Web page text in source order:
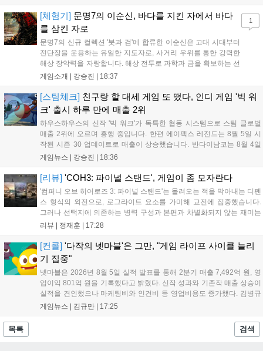
예정입니다. 클레어와 크리스 남매의 이야기를 다루며 RE 엔진을
기반으로 제작 중이나, 구체적인 출시일과 가격, 예약 구매 일정
은 아직 공개되지 않았습니다....
[체험기] 문명7의 이순신, 바다를 지킨 자에서 바다
를 삼킨 자로
문명7의 신규 컬렉션 '붓과 검'에 합류한 이순신은 고대 시대부터
전단장을 운용하는 유일한 지도자로, 사거리 우위를 통한 강력한
해상 장악력을 자랑합니다. 해상 전투로 과학과 금을 확보하는 선
제적 공격 전술이 핵심이며, 카르타고나 촐라 문명과 조합 시 압
로 해안을 초토화할 수 있습니다. 이순신은 지상전 중심의 도요토
미 히데요시와 대비되는 해상 군신으로서 전략적 재미를 극대화
합니다....
게임소개 | 강승진 | 18:37
1
[스팀체크] 친구랑 할 대세 게임 또 떴다, 인디 게임 '빅 워
크' 출시 하루 만에 매출 2위
하우스하우스의 신작 '빅 워크'가 독특한 협동 시스템으로 스팀 글로벌
매출 2위에 오르며 흥행 중입니다. 한편 에이펙스 레전드는 8월 5일 시
작된 시즌 30 업데이트로 매출이 상승했습니다. 반다이남코는 8월 4일
무료 업데이트를 배포하고 8월 5일 '슈퍼로봇대전 Y'의 35주년 기념 유
규모 업데이트가 겹치며 게임 시장이 활기를 띠고 있습니다....
게임뉴스 | 강승진 | 18:36
[리뷰] 'COH3: 파이널 스탠드', 게임이 좀 모자란다
'컴퍼니 오브 히어로즈 3: 파이널 스탠드'는 몰려오는 적을 막아내는 디펜
스 형식의 외전으로, 로그라이트 요소를 가미해 교전에 집중했습니다.
그러나 선택지에 의존하는 병력 구성과 본편과 차별화되지 않는 재미는
아쉬움을 남깁니다. 특히 협동 모드임에도 매치메이킹 기능을 지원하지
기 힘든 이 게임은 높은 가격 대비 만족도가 낮아 구매를 권하기 어렵습
니다....
리뷰 | 정재훈 | 17:28
[컨콜] '다작의 넷마블'은 그만, "게임 라이프 사이클 늘리
기 집중"
넷마블은 2026년 8월 5일 실적 발표를 통해 2분기 매출 7,492억 원, 영
업이익 801억 원을 기록했다고 밝혔다. 신작 성과와 기존작 매출 상승이
실적을 견인했으나 마케팅비와 인건비 등 영업비용도 증가했다. 김병규
대표는 다작 중심 전략에서 벗어나 신작 라인업을 엄격히 관리하고 기존
하반기에는 ‘나 혼자만 레벨업: 카르마’ 등 신작 3종 출시를 예고했으며,
마케팅 비용은 평소 수준으로 수렴할 전망이다. 도기욱 CFO는 마켓 수
게임뉴스 | 김규만 | 17:25
목록 검색